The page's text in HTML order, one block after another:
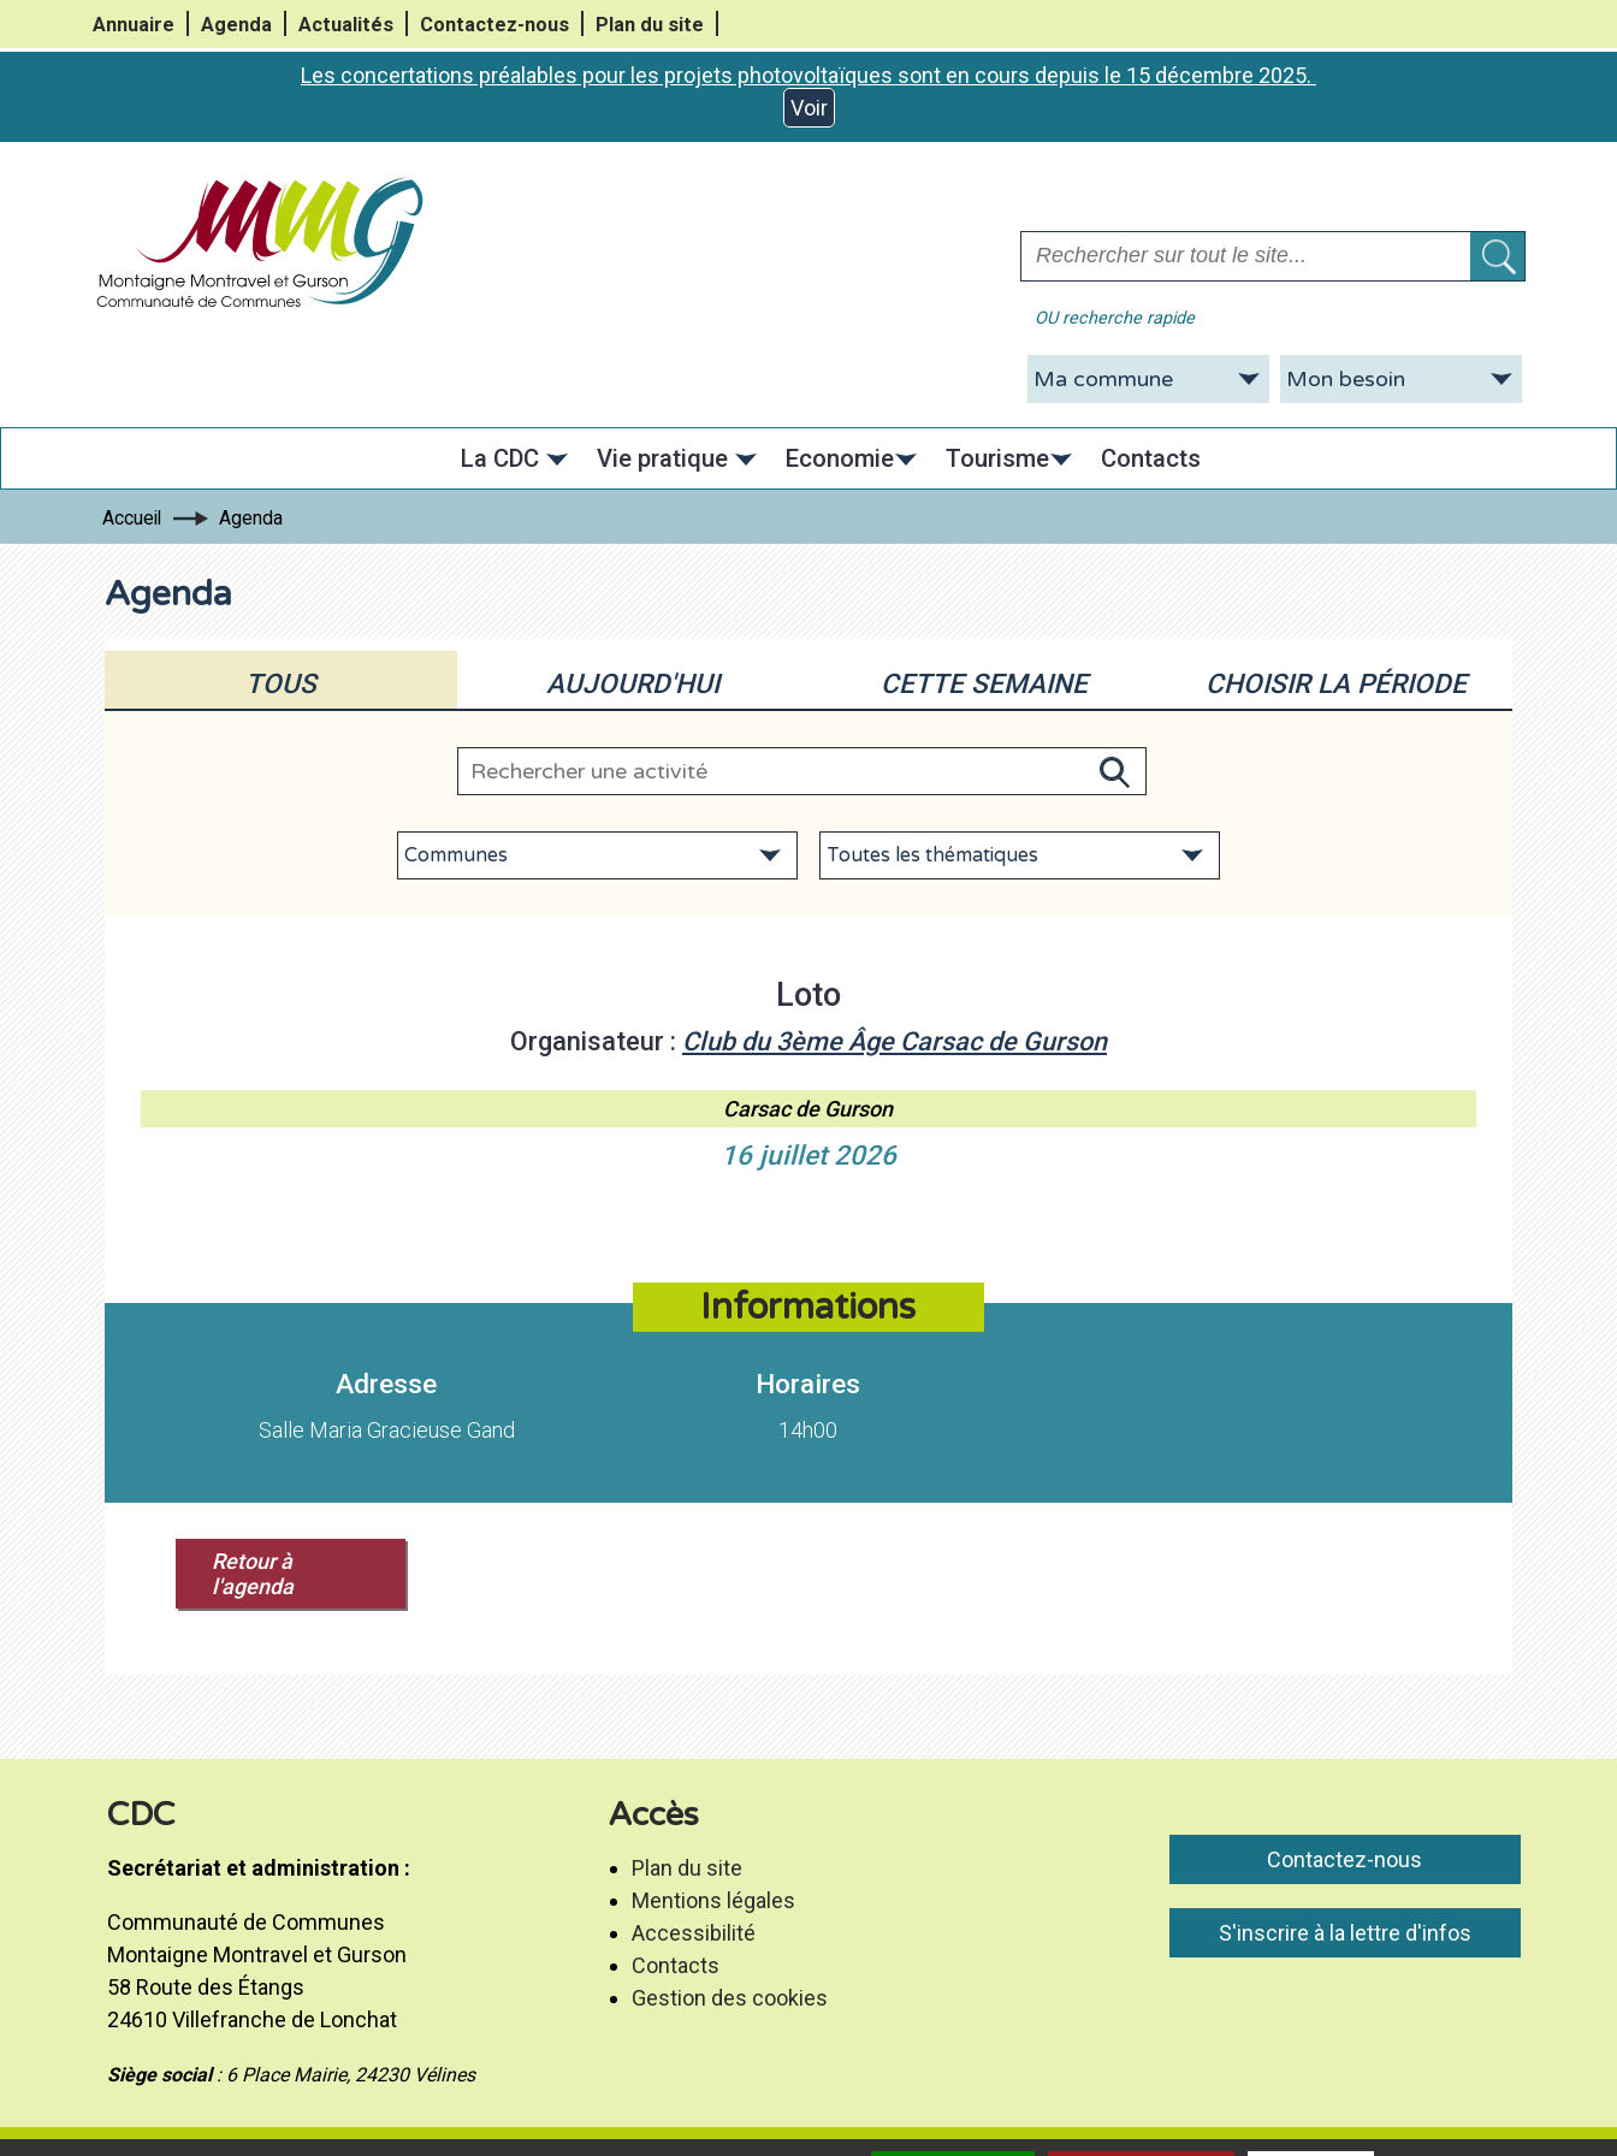
Annuaire Agenda Actualités Contactez-nous Plan du site
Les concertations préalables pour les projets photovoltaïques sont en cours depuis le 15 décembre 2025.
Voir
OU recherche rapide
La CDC Vie pratique Economie Tourisme Contacts
Accueil Agenda
Agenda
TOUS AUJOURD'HUI CETTE SEMAINE CHOISIR LA PÉRIODE
Loto
Organisateur : Club du 3ème Âge Carsac de Gurson
Carsac de Gurson
16 juillet 2026
Informations
Adresse
Salle Maria Gracieuse Gand
Horaires
14h00
Retour à
l'agenda
CDC
Secrétariat et administration :
Communauté de Communes
Montaigne Montravel et Gurson
58 Route des Étangs
24610 Villefranche de Lonchat
Siège social: 6 Place Mairie, 24230 Vélines
Accès
Plan du site
Mentions légales
Accessibilité
Contacts
Gestion des cookies
Contactez-nous
S'inscrire à la lettre d'infos